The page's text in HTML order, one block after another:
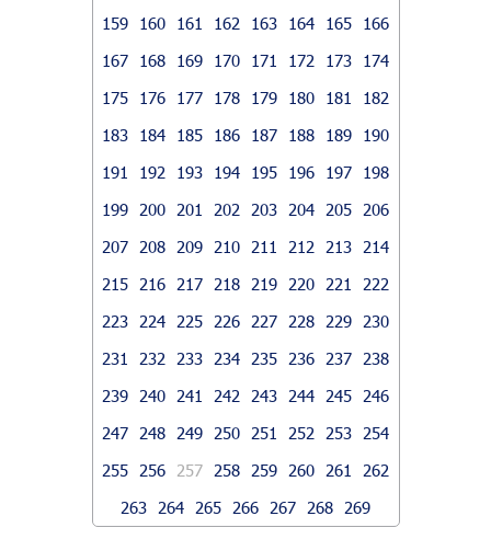
159
160 161 162 163 164 165
166
167
168 169 170 171 172 173
174
175
176 177 178 179 180 181
182
183
184 185 186 187 188 189
190
191
192 193 194 195 196 197
198
199
200 201 202 203 204 205
206
207
208 209 210 211 212 213
214
215
216 217 218 219 220 221
222
223
224 225 226 227 228 229
230
231
232 233 234 235 236 237
238
239
240 241 242 243 244 245
246
247
248 249 250 251 252 253
254
255
256 257 258 259 260 261
262
263
264 265 266 267 268 269